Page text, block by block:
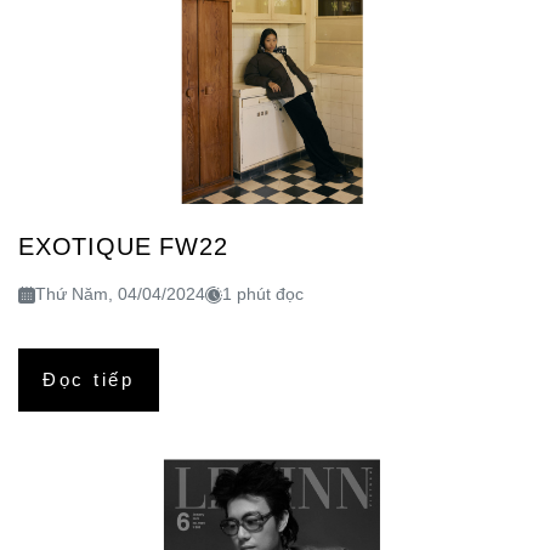
EXOTIQUE FW22
Thứ Năm, 04/04/2024 1 phút đọc
Đọc tiếp